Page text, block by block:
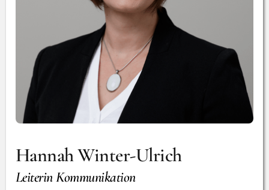
Hannah Winter-Ulrich
Leiterin Kommunikation